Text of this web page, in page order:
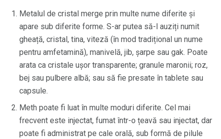
Metalul de cristal merge prin multe nume diferite și
apare sub diferite forme. S-ar putea să-l auziți numit
gheață, cristal, tina, viteză (în mod tradițional un nume
pentru amfetamină), manivelă, jib, șarpe sau gak. Poate
arata ca cristale ușor transparente; granule maronii; roz,
bej sau pulbere albă; sau să fie presate în tablete sau
capsule.
Meth poate fi luat în multe moduri diferite. Cel mai
frecvent este injectat, fumat într-o țeavă sau injectat, dar
poate fi administrat pe cale orală, sub formă de pilule